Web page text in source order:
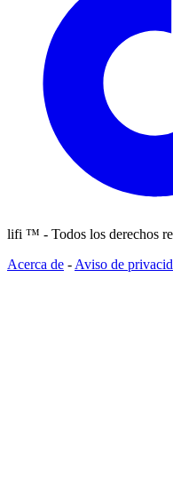
lifi ™ - Todos los derechos
Acerca de - Aviso de